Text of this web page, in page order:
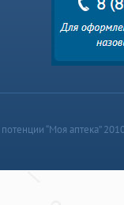
“Моя аптека”